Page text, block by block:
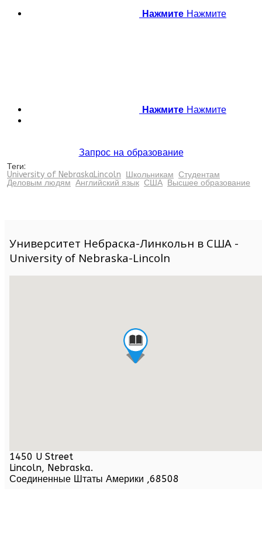
Нажмите Нажмите
Нажмите Нажмите
Запрос на образование
Теги:
University of NebraskaLincoln Школьникам Студентам
Деловым людям Английский язык США Высшее образование
Университет Небраска-Линкольн в США -
University of Nebraska-Lincoln
1450 U Street
Lincoln, Nebraska.
Соединенные Штаты Америки ,68508